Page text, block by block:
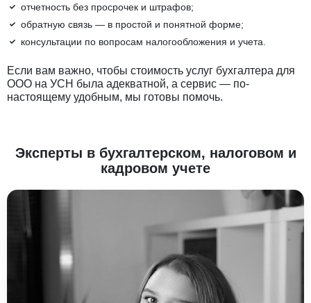
отчетность без просрочек и штрафов;
обратную связь — в простой и понятной форме;
консультации по вопросам налогообложения и учета.
Если вам важно, чтобы стоимость услуг бухгалтера для
ООО на УСН была адекватной, а сервис — по-
настоящему удобным, мы готовы помочь.
Эксперты в бухгалтерском, налоговом и
кадровом учете